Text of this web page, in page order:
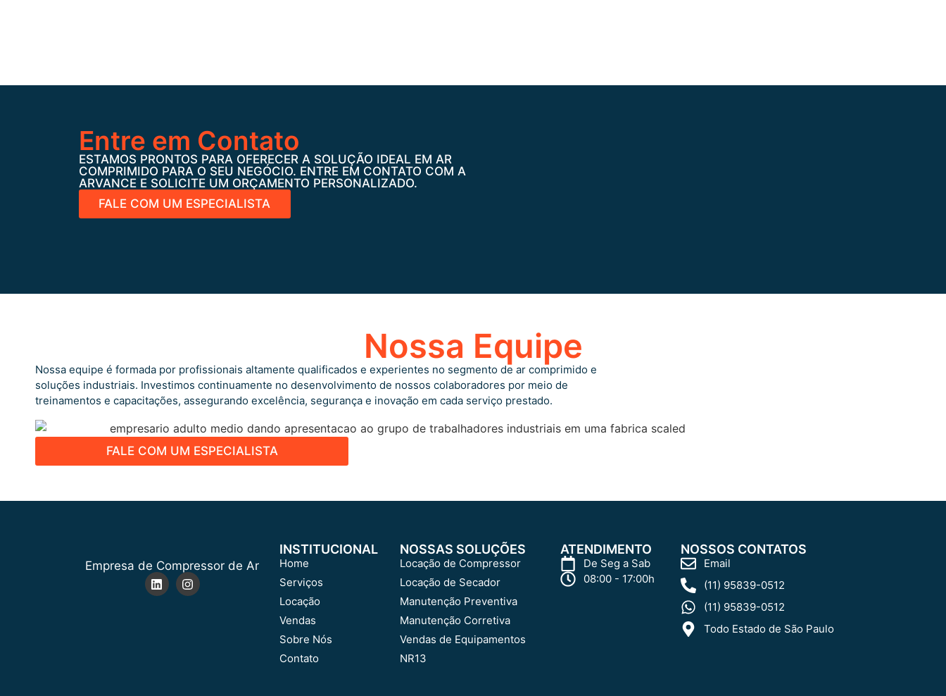
Entre em Contato
ESTAMOS PRONTOS PARA OFERECER A SOLUÇÃO IDEAL EM AR
COMPRIMIDO PARA O SEU NEGÓCIO. ENTRE EM CONTATO COM A
ARVANCE E SOLICITE UM ORÇAMENTO PERSONALIZADO.
FALE COM UM ESPECIALISTA
Nossa Equipe
Nossa equipe é formada por profissionais altamente qualificados e experientes no segmento de ar comprimido e
soluções industriais. Investimos continuamente no desenvolvimento de nossos colaboradores por meio de
treinamentos e capacitações, assegurando excelência, segurança e inovação em cada serviço prestado.
FALE COM UM ESPECIALISTA
Empresa de Compressor de Ar
INSTITUCIONAL
Home
Serviços
Locação
Vendas
Sobre Nós
Contato
NOSSAS SOLUÇÕES
Locação de Compressor
Locação de Secador
Manutenção Preventiva
Manutenção Corretiva
Vendas de Equipamentos
NR13
ATENDIMENTO
De Seg a Sab
08:00 - 17:00h
NOSSOS CONTATOS
Email
(11) 95839-0512
(11) 95839-0512
Todo Estado de São Paulo